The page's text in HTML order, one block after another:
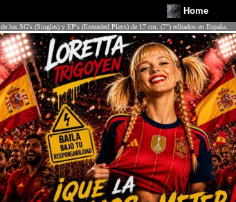
Home
los SG's (Singles) y EP's (Extended Plays) de 17 cm. (7") editados en España.